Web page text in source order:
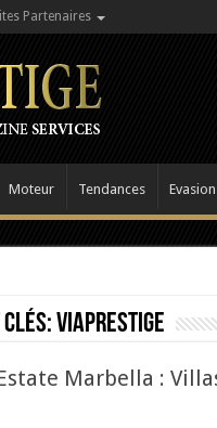
Partenaires
Moteur Tendances Evasion
viaprestige
Marbella :